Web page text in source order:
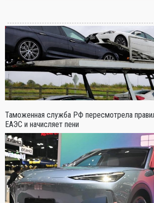
Таможенная служба РФ пересмотрела
ЕАЭС и начисляет пени